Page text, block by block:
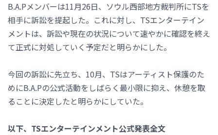
B.A.Pメンバーは11月26日、ソウル西部地方裁判所にTSを
相手に訴訟を提起した。これに対し、TSエンターテイン
メントは、訴訟や現在の状況について速やかに確認を終え
て正式に対処していく予定だと明らかにした。
今回の訴訟に先立ち、10月、TSはアーティスト保護のた
めにB.A.Pの公式活動をしばらく最小限に抑え、休憩を取
ることに決定したと明らかにしていた。
以下、TSエンターテインメント公式発表全文